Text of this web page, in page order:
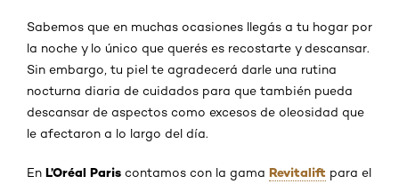
Sabemos que en muchas ocasiones llegás a tu hogar por
la noche y lo único que querés es recostarte y descansar.
Sin embargo, tu piel te agradecerá darle una rutina
nocturna diaria de cuidados para que también pueda
descansar de aspectos como excesos de oleosidad que
le afectaron a lo largo del día.
En L’Oréal Paris contamos con la gama Revitalift para el